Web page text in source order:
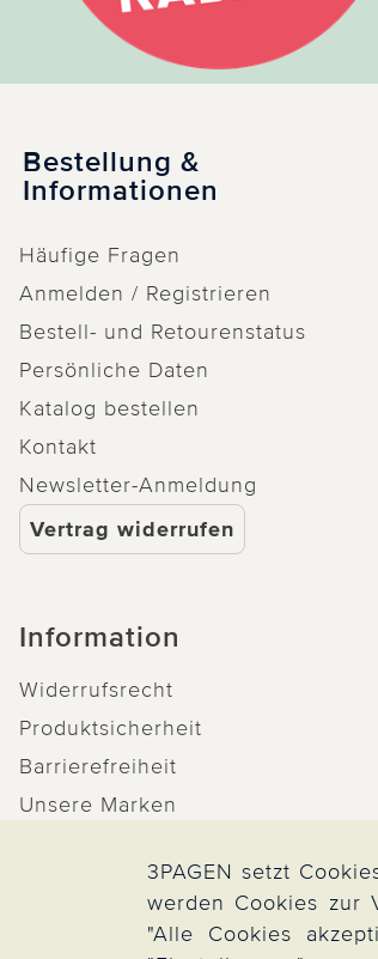
Bestellung &
Informationen
Häufige Fragen
Anmelden / Registrieren
Bestell- und Retourenstatus
Persönliche Daten
Katalog bestellen
Kontakt
Newsletter-Anmeldung
Vertrag widerrufen
Information
Widerrufsrecht
Produktsicherheit
Barrierefreiheit
Unsere Marken
3PAGEN setzt
werden Cookies zur
"Alle Cookies